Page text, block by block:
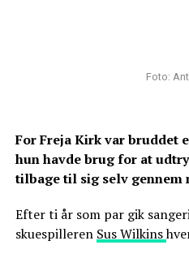
Foto:
For Freja Kirk var bruddet
hun havde brug for at
tilbage til sig selv gennem
Efter ti år som par gik
skuespilleren Sus Wilkins